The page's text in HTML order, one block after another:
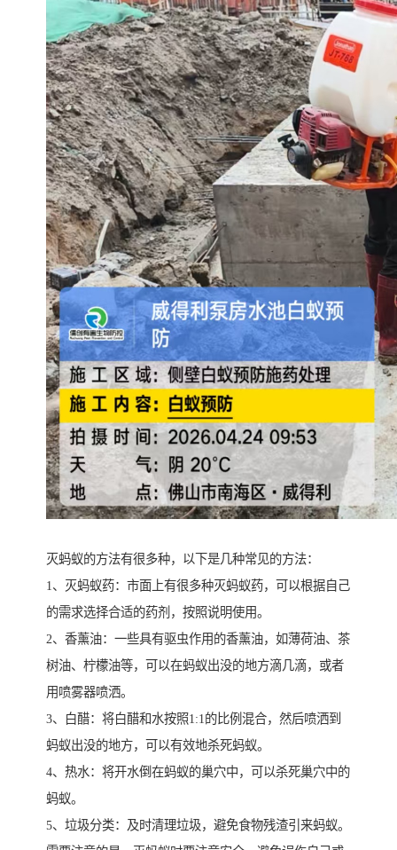
灭蚂蚁的方法有很多种，以下是几种常见的方法：
1、灭蚂蚁药：市面上有很多种灭蚂蚁药，可以根据自己
的需求选择合适的药剂，按照说明使用。
2、香薰油：一些具有驱虫作用的香薰油，如薄荷油、茶
树油、柠檬油等，可以在蚂蚁出没的地方滴几滴，或者
用喷雾器喷洒。
3、白醋：将白醋和水按照1:1的比例混合，然后喷洒到
蚂蚁出没的地方，可以有效地杀死蚂蚁。
4、热水：将开水倒在蚂蚁的巢穴中，可以杀死巢穴中的
蚂蚁。
5、垃圾分类：及时清理垃圾，避免食物残渣引来蚂蚁。